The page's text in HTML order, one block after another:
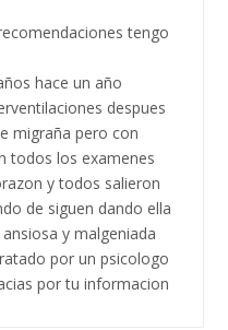
tengo
hace un año
despues
migraña pero con
todos los examenes
y todos salieron
de siguen dando ella
y malgeniada
por un psicologo
por tu informacion